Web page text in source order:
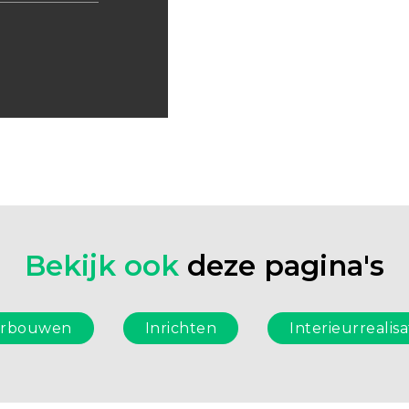
Bekijk ook deze pagina's
Inrichten